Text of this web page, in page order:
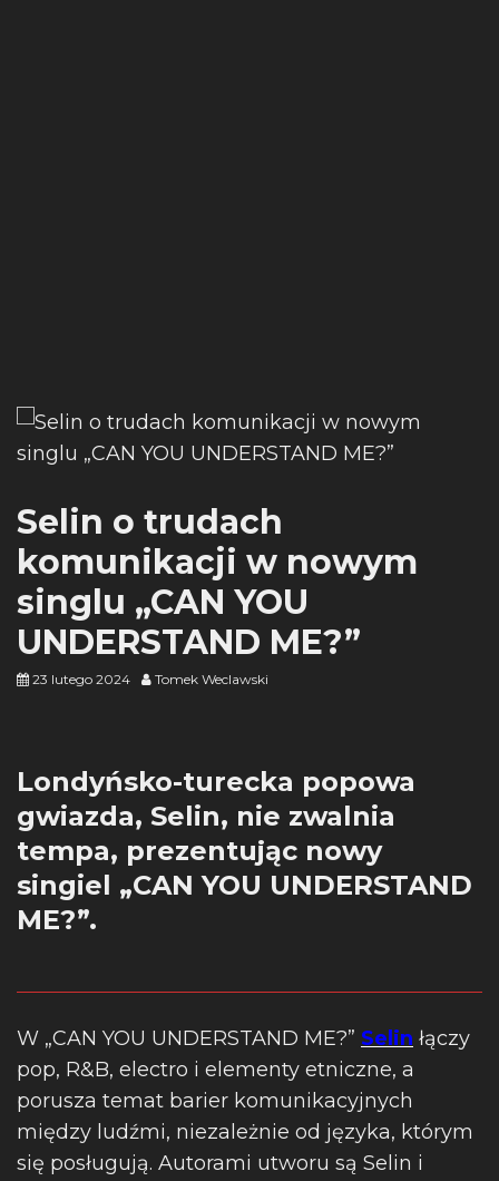
Selin o trudach
komunikacji w nowym
singlu „CAN YOU
UNDERSTAND ME?”
23 lutego 2024 Tomek Weclawski
Londyńsko-turecka popowa
gwiazda, Selin, nie zwalnia
tempa, prezentując nowy
singiel „CAN YOU UNDERSTAND
ME?”.
W „CAN YOU UNDERSTAND ME?” Selin łączy
pop, R&B, electro i elementy etniczne, a
porusza temat barier komunikacyjnych
między ludźmi, niezależnie od języka, którym
się posługują. Autorami utworu są Selin i